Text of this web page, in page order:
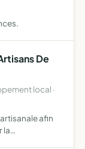
De
local ·
afin
la